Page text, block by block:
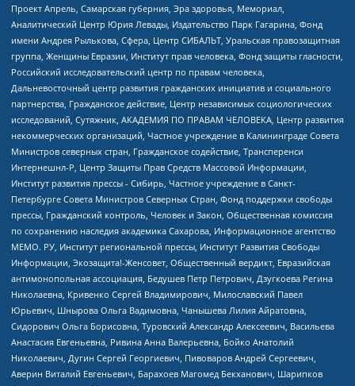
Проект Апрель, Самарская губерния, Эра здоровья, Мемориал,
Аналитический Центр Юрия Левады, Издательство Парк Гагарина, Фонд
имени Андрея Рылькова, Сфера, Центр СИБАЛЬТ, Уральская правозащитная
группа, Женщины Евразии, Институт прав человека, Фонд защиты гласности,
Российский исследовательский центр по правам человека,
Дальневосточный центр развития гражданских инициатив и социального
партнерства, Гражданское действие, Центр независимых социологических
исследований, Сутяжник, АКАДЕМИЯ ПО ПРАВАМ ЧЕЛОВЕКА, Центр развития
некоммерческих организаций, Частное учреждение в Калининграде Совета
Министров северных стран, Гражданское содействие, Трансперенси
Интернешнл-Р, Центр Защиты Прав Средств Массовой Информации,
Институт развития прессы - Сибирь, Частное учреждение в Санкт-
Петербурге Совета Министров Северных Стран, Фонд поддержки свободы
прессы, Гражданский контроль, Человек и Закон, Общественная комиссия
по сохранению наследия академика Сахарова, Информационное агентство
МЕМО. РУ, Институт региональной прессы, Институт Развития Свободы
Информации, Экозащита!-Женсовет, Общественный вердикт, Евразийская
антимонопольная ассоциация, Бедушев Петр Петрович, Дзугкоева Регина
Николаевна, Кривенко Сергей Владимирович, Милославский Павел
Юрьевич, Шнырова Ольга Вадимовна, Чанышева Лилия Айратовна,
Сидорович Ольга Борисовна, Туровский Александр Алексеевич, Васильева
Анастасия Евгеньевна, Ривина Анна Валерьевна, Бойко Анатолий
Николаевич, Дугин Сергей Георгиевич, Пивоваров Андрей Сергеевич,
Аверин Виталий Евгеньевич, Барахоев Магомед Бекханович, Шарипков